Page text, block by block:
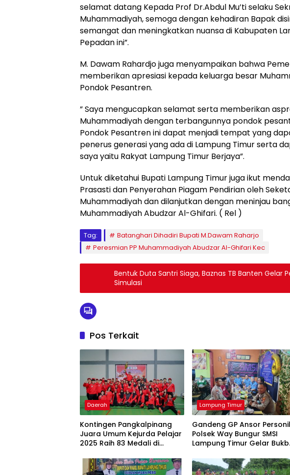
selamat datang Kepada Prof Dr.Abdul Mu’ti selaku
Muhammadiyah, semoga dengan kehadiran Bapak
semangat dan meningkatkan nuansa di Kabupaten
Pepadan ini”.
M. Dawam Rahardjo juga menyampaikan bahwa
memberikan apresiasi kepada keluarga besar
Pondok Pesantren.
” Saya mengucapkan selamat serta memberikan
Muhammadiyah dengan terbangunnya pondok
Pondok Pesantren ini dapat menjadi tempat yang
penerus generasi yang ada di Lampung Timur serta
saya yaitu Rakyat Lampung Timur Berjaya”.
Untuk diketahui Bupati Lampung Timur juga ikut
Prasasti dan Penyerahan Piagam Pendirian oleh
Muhammadiyah dan dilanjutkan dengan meninjau
Muhammadiyah Abudzar Al-Ghifari. ( Rel )
Tag:
Batanghari Dihadiri Bupati M.Dawam Raharjo
Peresmian PP Muhammadiyah Abudzar Al-Ghifari Kec
Bentuk Duta Santri Siaga, Baznas TB Banten Gelar
Simulasi
Pos Terkait
Daerah
Kontingen Pangkalpinang
Juara Umum Kejurda Pelajar
2025 Raih 83 Medali di
Daerah
Lampung Timur
Gandeng GP Ansor Personil
Polsek Way Bungur SMSI
Lampung Timur Gelar